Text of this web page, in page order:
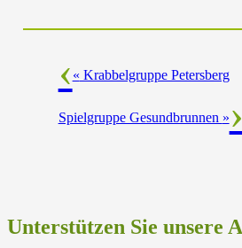
« Krabbelgruppe Petersberg
Spielgruppe Gesundbrunnen »
Unterstützen Sie unsere